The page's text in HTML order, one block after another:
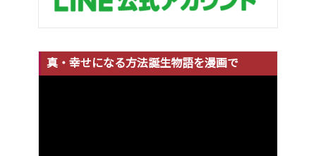
真・幸せになる方法誕生物語を漫画で